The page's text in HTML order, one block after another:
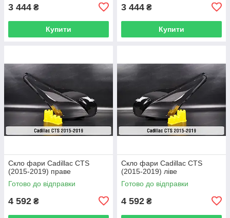
3 444 ₴
Купити
3 444 ₴
Купити
Скло фари Cadillac CTS
(2015-2019) праве
Готово до відправки
4 592 ₴
Скло фари Cadillac CTS
(2015-2019) ліве
Готово до відправки
4 592 ₴